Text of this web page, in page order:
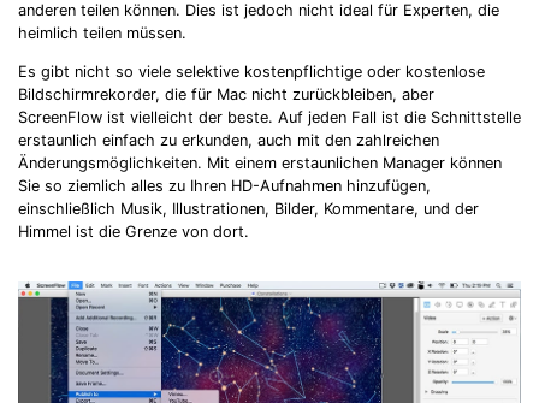
anderen teilen können. Dies ist jedoch nicht ideal für Experten, die
heimlich teilen müssen.
Es gibt nicht so viele selektive kostenpflichtige oder kostenlose
Bildschirmrekorder, die für Mac nicht zurückbleiben, aber
ScreenFlow ist vielleicht der beste. Auf jeden Fall ist die Schnittstelle
erstaunlich einfach zu erkunden, auch mit den zahlreichen
Änderungsmöglichkeiten. Mit einem erstaunlichen Manager können
Sie so ziemlich alles zu Ihren HD-Aufnahmen hinzufügen,
einschließlich Musik, Illustrationen, Bilder, Kommentare, und der
Himmel ist die Grenze von dort.